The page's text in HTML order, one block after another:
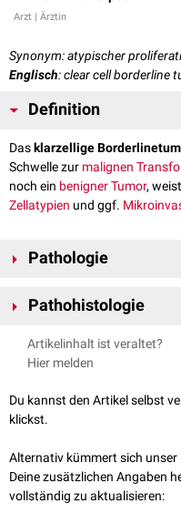
Arzt | Ärztin
Synonym: atypischer
Englisch: clear cell borderline
Definition
Dasklarzellige
Schwelle zur malignen
noch ein benignerTumor,
Zellatypien und ggf.
Pathologie
Oberfläche. Die Schnittfläche
Pathohistologie
Klarzellige Borderlinetumoren
Gewebearchitektur und
Drüsengänge mit kubischen
Zytoplasma ist
unterschiedliche Dichte von
In den suspekten Arealen sind
mehrschichtigenoder
Artikelinhalt ist veraltet?
Hier melden
Du kannst den Artikel selbst
klickst.
Alternativ kümmert sich
Deine zusätzlichen Angaben
vollständig zu aktualisieren: